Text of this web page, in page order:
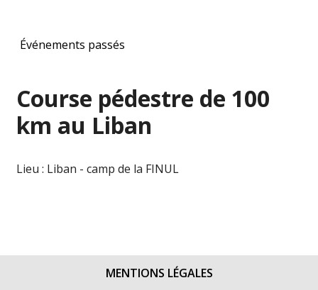
Événements passés
Course pédestre de 100
km au Liban
Lieu : Liban - camp de la FINUL
MENTIONS LÉGALES